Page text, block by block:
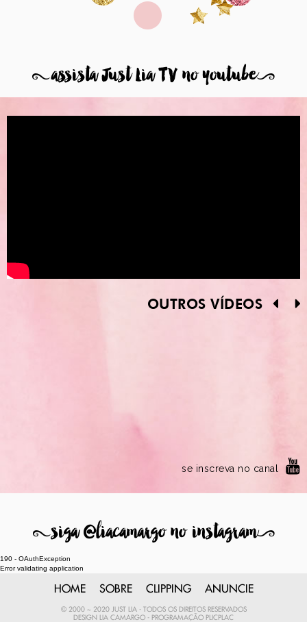
8assista Just Lia TV no youtube9
OUTROS VÍDEOS
se inscreva no canal
8siga @liacamargo no instagram9
190 - OAuthException
Error validating application
HOME SOBRE CLIPPING ANUNCIE
© 2000 ~ 2020 JUST LIA - TODOS OS DIREITOS RESERVADOS
DESIGN
LIA CAMARGO - PROGRAMAÇÃO PLICPLAC